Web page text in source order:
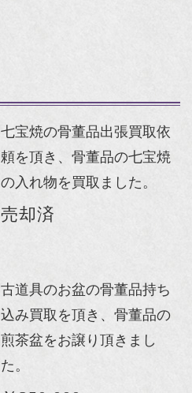
七宝焼の骨董品出張買取依
頼を頂き、骨董品の七宝焼
の入れ物を買取ました。
売却済
古道具のお盆の骨董品持ち
込み買取を頂き、骨董品の
煎茶盆をお譲り頂きまし
た。